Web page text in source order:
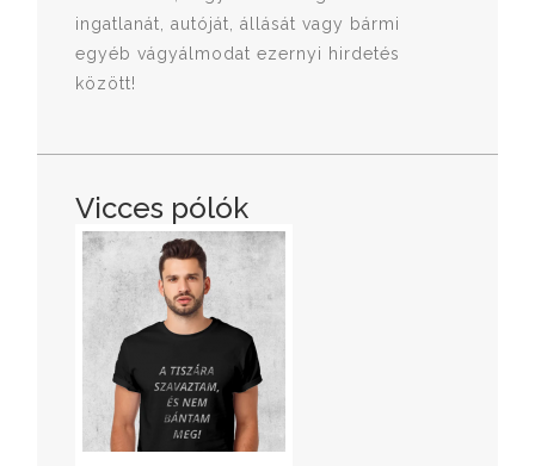
ingatlanát, autóját, állását vagy bármi
egyéb vágyálmodat ezernyi hirdetés
között!
Vicces pólók